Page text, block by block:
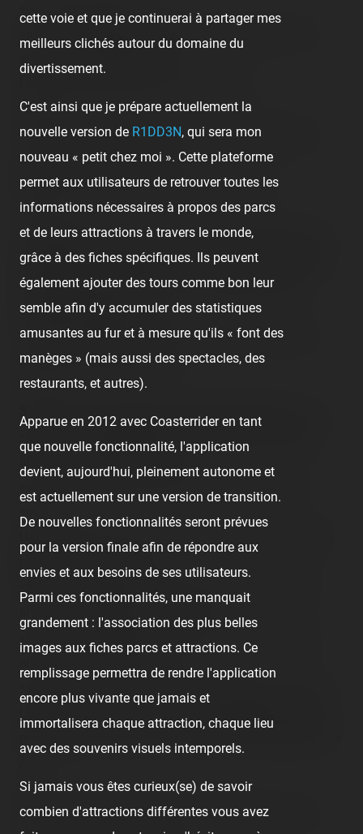
<br />
<img src="/content/trip-reports/1162681200/(2).jpg"
alt="" class="photo-tr"><br />
Bon, voilà, on prend la sortie aujourd'hui !<br />
<br />
Je débarque avant, afin que tout le monde de ce trip se
rejoigne. En attendant, le <span class="tr-noms">Music
Dance</span> reste toujours à sa place depuis ses
dernières années :<br />
<img src="/content/trip-reports/1162681200/(3).jpg"
alt="" class="photo-tr"><br />
<br />
<br />
<img src="/content/trip-reports/1162681200/(7).jpg"
cette voie et que je continuerai à partager mes
meilleurs clichés autour du domaine du
divertissement.
C'est ainsi que je prépare actuellement la
nouvelle version de R1DD3N, qui sera mon
nouveau « petit chez moi ». Cette plateforme
permet aux utilisateurs de retrouver toutes les
informations nécessaires à propos des parcs
et de leurs attractions à travers le monde,
grâce à des fiches spécifiques. Ils peuvent
également ajouter des tours comme bon leur
semble afin d'y accumuler des statistiques
amusantes au fur et à mesure qu'ils « font des
manèges » (mais aussi des spectacles, des
restaurants, et autres).
Apparue en 2012 avec Coasterrider en tant
que nouvelle fonctionnalité, l'application
devient, aujourd'hui, pleinement autonome et
est actuellement sur une version de transition.
De nouvelles fonctionnalités seront prévues
pour la version finale afin de répondre aux
envies et aux besoins de ses utilisateurs.
Parmi ces fonctionnalités, une manquait
grandement : l'association des plus belles
images aux fiches parcs et attractions. Ce
remplissage permettra de rendre l'application
encore plus vivante que jamais et
immortalisera chaque attraction, chaque lieu
avec des souvenirs visuels intemporels.
Si jamais vous êtes curieux(se) de savoir
combien d'attractions différentes vous avez